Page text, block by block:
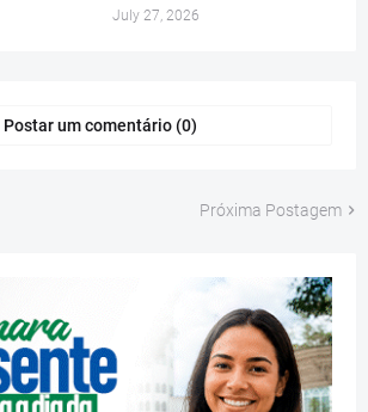
July 27, 2026
Postar um comentário (0)
Próxima Postagem